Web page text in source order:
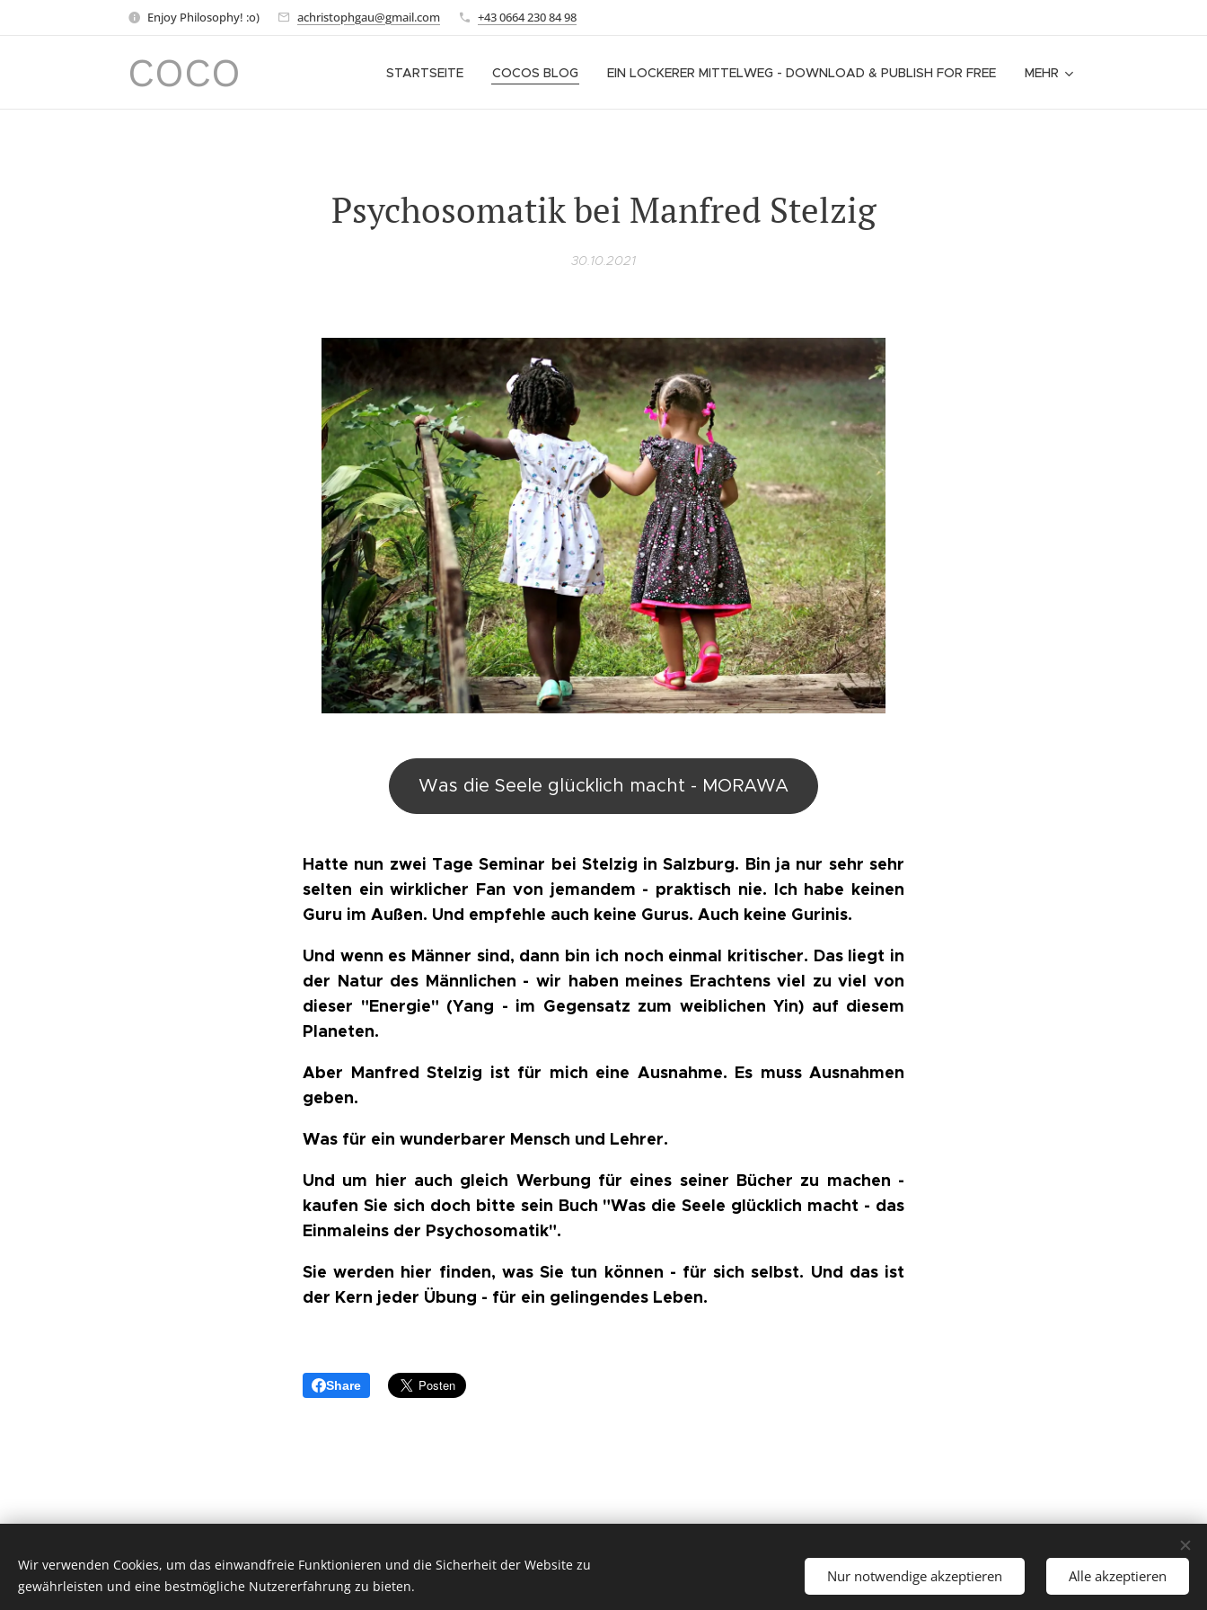
Enjoy Philosophy! :o) achristophgau@gmail.com +43 0664 230 84 98
COCO STARTSEITE COCOS BLOG EIN LOCKERER MITTELWEG - DOWNLOAD & PUBLISH FOR FREE MEHR
Psychosomatik bei Manfred Stelzig
30.10.2021
Was die Seele glücklich macht - MORAWA
Hatte nun zwei Tage Seminar bei Stelzig in Salzburg. Bin ja nur sehr sehr
selten ein wirklicher Fan von jemandem - praktisch nie. Ich habe keinen
Guru im Außen. Und empfehle auch keine Gurus. Auch keine Gurinis.
Und wenn es Männer sind, dann bin ich noch einmal kritischer. Das liegt in
der Natur des Männlichen - wir haben meines Erachtens viel zu viel von
dieser "Energie" (Yang - im Gegensatz zum weiblichen Yin) auf diesem
Planeten.
Aber Manfred Stelzig ist für mich eine Ausnahme. Es muss Ausnahmen
geben.
Was für ein wunderbarer Mensch und Lehrer.
Und um hier auch gleich Werbung für eines seiner Bücher zu machen -
kaufen Sie sich doch bitte sein Buch "Was die Seele glücklich macht - das
Einmaleins der Psychosomatik".
Sie werden hier finden, was Sie tun können - für sich selbst. Und das ist
der Kern jeder Übung - für ein gelingendes Leben.
Share
© 2026 by Dr. Andrea Christoph-Gaugusch
Wir verwenden Cookies, um das einwandfreie Funktionieren und die Sicherheit der Website zu
gewährleisten und eine bestmögliche Nutzererfahrung zu bieten.
Nur notwendige akzeptieren Alle akzeptieren